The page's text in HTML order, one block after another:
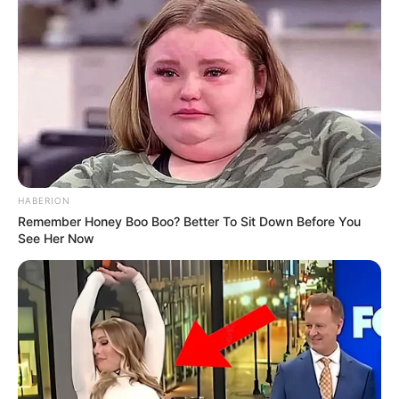
Kontroversi
–
Fakta Menarik
Ayahnya merupakan orang Belgia, sedangkan ibunya
merupakan orang Indonesia.
Ia merupakan seorang pecinta binatang.
Musisi favoritnya ialahBeyonce Knowles.
HABERION
Remember Honey Boo Boo? Better To Sit Down Before You
See Her Now